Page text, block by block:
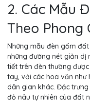
2. Các Mẫu
Theo Phong
Những mẫu đèn gốm
những đường nét giản dị
tiết trên đèn thường
tay, với các hoa văn như
dân gian khác. Đặc
đỏ nâu tự nhiên của đất